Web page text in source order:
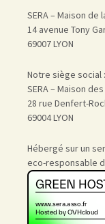
SERA – Maison de
14 avenue Tony
69007 LYON
Notre siège social :
SERA – Maison
28 rue Denfert-
69004 LYON
Hébergé sur un
eco-responsable